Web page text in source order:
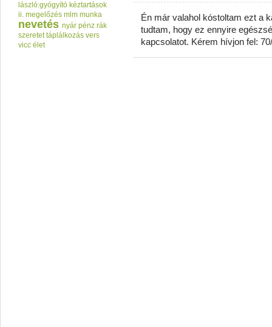
lászló:gyógyító kéztartások
ii. megelőzés mlm munka
nevetés nyár pénz rák
szeretet táplálkozás vers
vicc élet
Én már valahol kóstoltam ezt a
tudtam, hogy ez ennyire
kapcsolatot. Kérem hívjon fel: